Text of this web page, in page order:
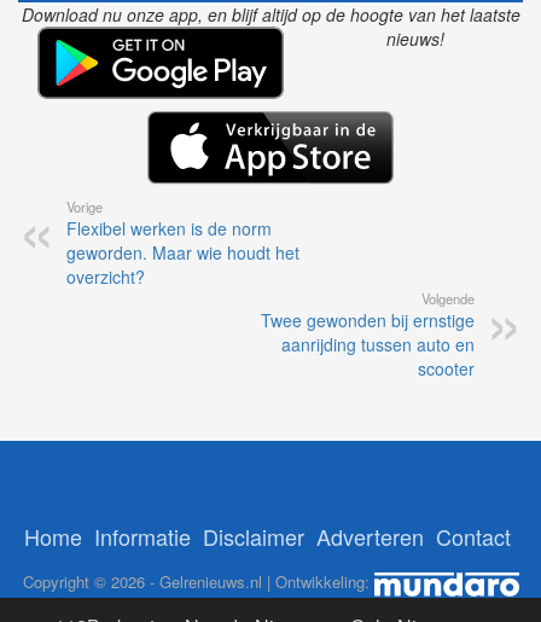
Download nu onze app, en blijf altijd op de hoogte van het laatste
nieuws!
Vorige
Flexibel werken is de norm
geworden. Maar wie houdt het
overzicht?
Volgende
Twee gewonden bij ernstige
aanrijding tussen auto en
scooter
Home Informatie Disclaimer Adverteren Contact
Copyright © 2026 - Gelrenieuws.nl | Ontwikkeling: